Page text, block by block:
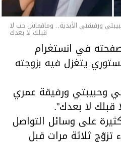
ورفيقتي الأبدية.. ومافماش حب لا
قبلك لا بعدك
في انستغرام
يتغزل فيه بزوجته
وحبيبتي ورفيقة عمري
لا بعدك”.
على وسائل التواصل
تزوّج ثلاثة مرات قبل